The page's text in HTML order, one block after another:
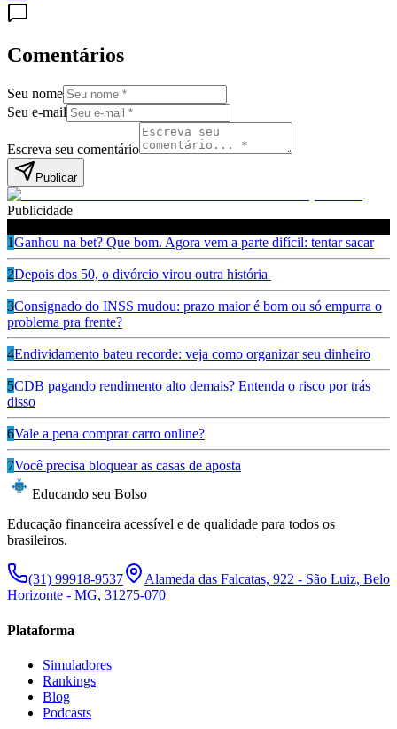
Comentários
Seu nome
Seu e-mail
Escreva seu comentário
Publicar
Publicidade
1Ganhou na bet? Que bom. Agora vem a parte difícil: tentar sacar
2Depois dos 50, o divórcio virou outra história
3Consignado do INSS mudou: prazo maior é bom ou só empurra o
problema pra frente?
4Endividamento bateu recorde: veja como organizar seu dinheiro
5CDB pagando rendimento alto demais? Entenda o risco por trás
disso
6Vale a pena comprar carro online?
7Você precisa bloquear as casas de aposta
Educando seu Bolso
Educação financeira acessível e de qualidade para todos os
brasileiros.
(31) 99918-9537
Alameda das Falcatas, 922 - São Luiz, Belo
Horizonte - MG, 31275-070
Plataforma
Simuladores
Rankings
Blog
Podcasts